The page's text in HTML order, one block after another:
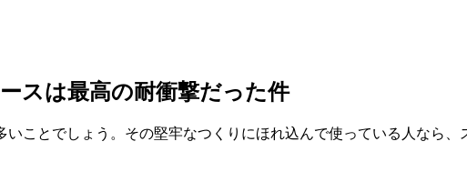
スは最高の耐衝撃だった件
ことでしょう。その堅牢なつくりにほれ込んで使っている人なら、